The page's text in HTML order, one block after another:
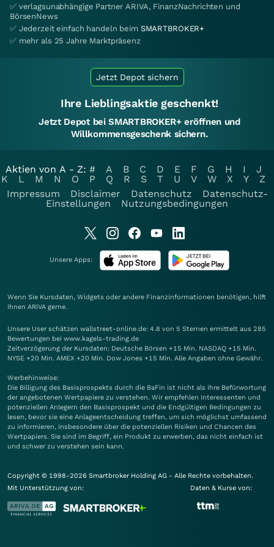
✅ verlagsunabhängige Partner ARIVA, FinanzNachrichten und
BörsenNews
✅ Jederzeit einfach handeln beim SMARTBROKER+
✅ mehr als 25 Jahre Marktpräsenz
Jetzt Depot sichern
Ihre Lieblingsaktie geschenkt!
Jetzt Depot bei SMARTBROKER+ eröffnen und
Willkommensgeschenk sichern.
Aktien von A - Z: # A B C D E F G H I
J
K
L M N O P Q R S T U V W X Y
Z
Impressum
Disclaimer Datenschutz
Datenschutz-
Einstellungen
Nutzungsbedingungen
Unsere Apps:
Wenn Sie Kursdaten, Widgets oder andere Finanzinformationen benötigen, hilft
Ihnen ARIVA gerne.
Unsere User schätzen wallstreet-online.de: 4.8 von 5 Sternen ermittelt aus 285
Bewertungen bei www.kagels-trading.de
Zeitverzögerung der Kursdaten: Deutsche Börsen +15 Min. NASDAQ +15 Min.
NYSE +20 Min. AMEX +20 Min. Dow Jones +15 Min. Alle Angaben ohne Gewähr.
Werbehinweise:
Die Billigung des Basisprospekts durch die BaFin ist nicht als ihre Befürwortung
der angebotenen Wertpapiere zu verstehen. Wir empfehlen Interessenten und
potenziellen Anlegern den Basisprospekt und die Endgültigen Bedingungen zu
lesen, bevor sie eine Anlageentscheidung treffen, um sich möglichst umfassend
zu informieren, insbesondere über die potenziellen Risiken und Chancen des
Wertpapiers. Sie sind im Begriff, ein Produkt zu erwerben, das nicht einfach ist
und schwer zu verstehen sein kann.
Copyright © 1998-2026 Smartbroker Holding AG - Alle Rechte vorbehalten.
Mit Unterstützung von:
Daten & Kurse von: